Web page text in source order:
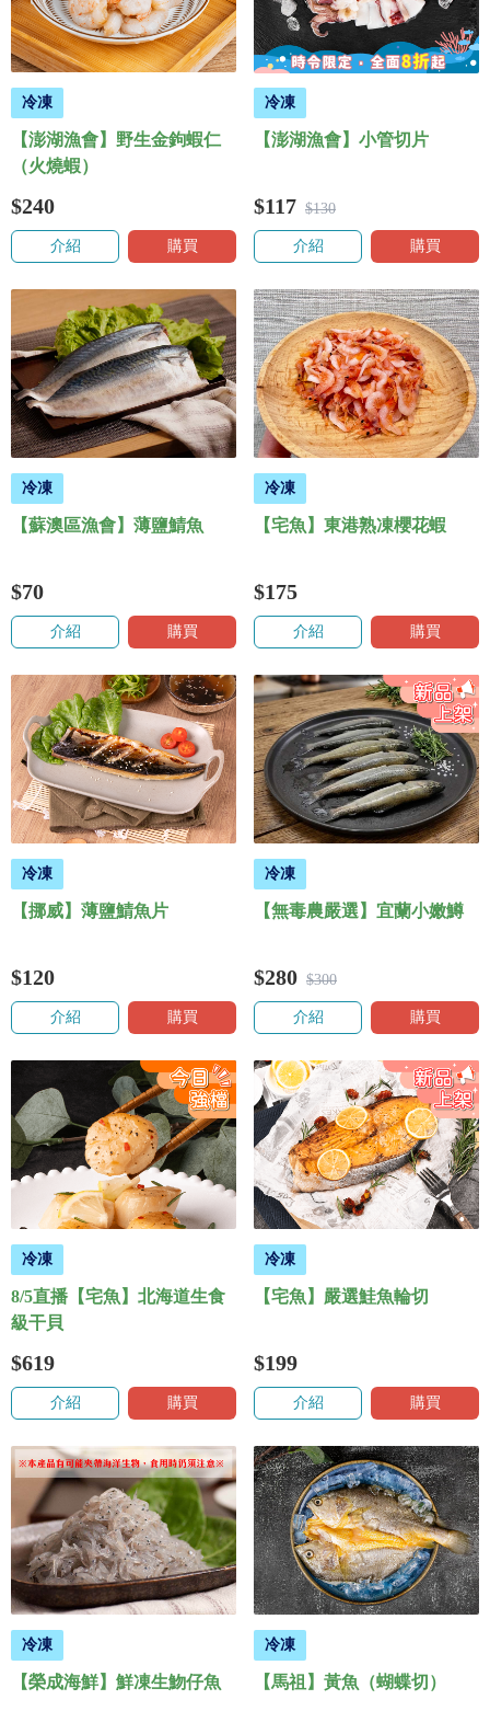
冷凍
【澎湖漁會】野生金鉤蝦仁
（火燒蝦）
$240
介紹 購買
冷凍
【澎湖漁會】小管切片
$117 $130
介紹 購買
冷凍
【蘇澳區漁會】薄鹽鯖魚
$70
介紹 購買
冷凍
【宅魚】東港熟凍櫻花蝦
$175
介紹 購買
冷凍
【挪威】薄鹽鯖魚片
$120
介紹 購買
冷凍
【無毒農嚴選】宜蘭小嫩鱒
$280 $300
介紹 購買
冷凍
8/5直播【宅魚】北海道生食
級干貝
$619
介紹 購買
冷凍
【宅魚】嚴選鮭魚輪切
$199
介紹 購買
冷凍
【榮成海鮮】鮮凍生魩仔魚
冷凍
【馬祖】黃魚（蝴蝶切）